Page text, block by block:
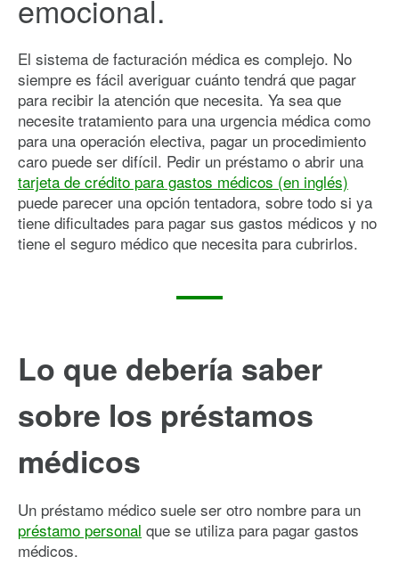
emocional.
El sistema de facturación médica es complejo. No
siempre es fácil averiguar cuánto tendrá que pagar
para recibir la atención que necesita. Ya sea que
necesite tratamiento para una urgencia médica como
para una operación electiva, pagar un procedimiento
caro puede ser difícil. Pedir un préstamo o abrir una
tarjeta de crédito para gastos médicos (en inglés)
puede parecer una opción tentadora, sobre todo si ya
tiene dificultades para pagar sus gastos médicos y no
tiene el seguro médico que necesita para cubrirlos.
Lo que debería saber
sobre los préstamos
médicos
Un préstamo médico suele ser otro nombre para un
préstamo personal que se utiliza para pagar gastos
médicos.